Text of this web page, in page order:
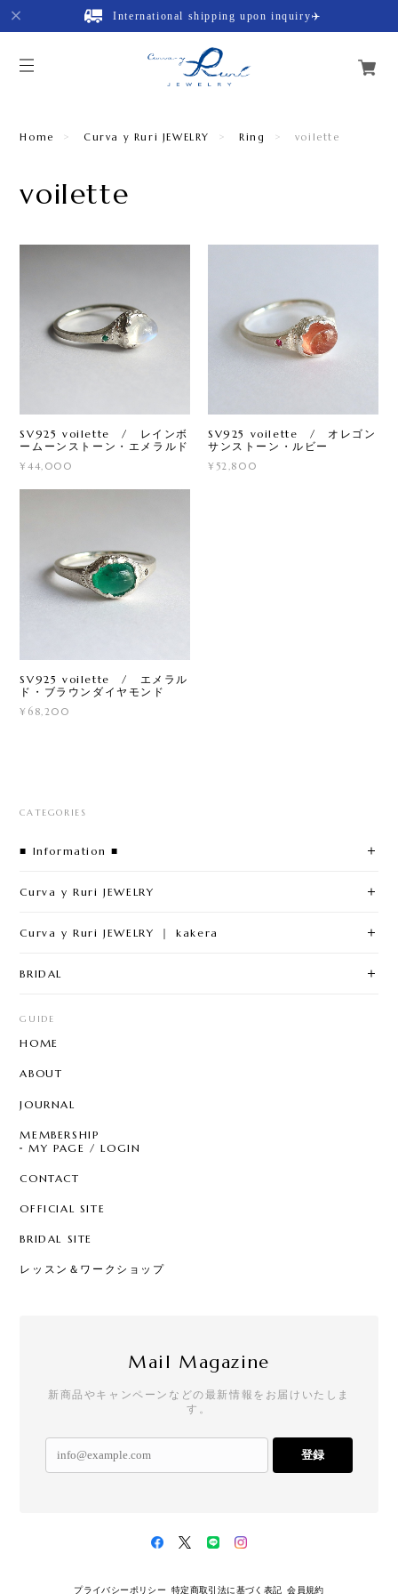
International shipping upon inquiry✈️
Home Curva y Ruri JEWELRY Ring voilette
voilette
SV925 voilette / レインボ
ームーンストーン・エメラルド
¥44,000
SV925 voilette / オレゴン
サンストーン・ルビー
¥52,800
SV925 voilette / エメラル
ド・ブラウンダイヤモンド
¥68,200
CATEGORIES
■ Information ■
Curva y Ruri JEWELRY
Curva y Ruri JEWELRY ｜ kakera
BRIDAL
GUIDE
HOME
ABOUT
JOURNAL
MEMBERSHIP
MY PAGE / LOGIN
CONTACT
OFFICIAL SITE
BRIDAL SITE
レッスン＆ワークショップ
Mail Magazine
新商品やキャンペーンなどの最新情報をお届けいたしま
す。
登録
プライバシーポリシー 特定商取引法に基づく表記 会員規約